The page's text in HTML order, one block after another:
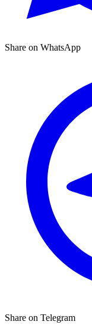
Share on WhatsApp
Share on Telegram